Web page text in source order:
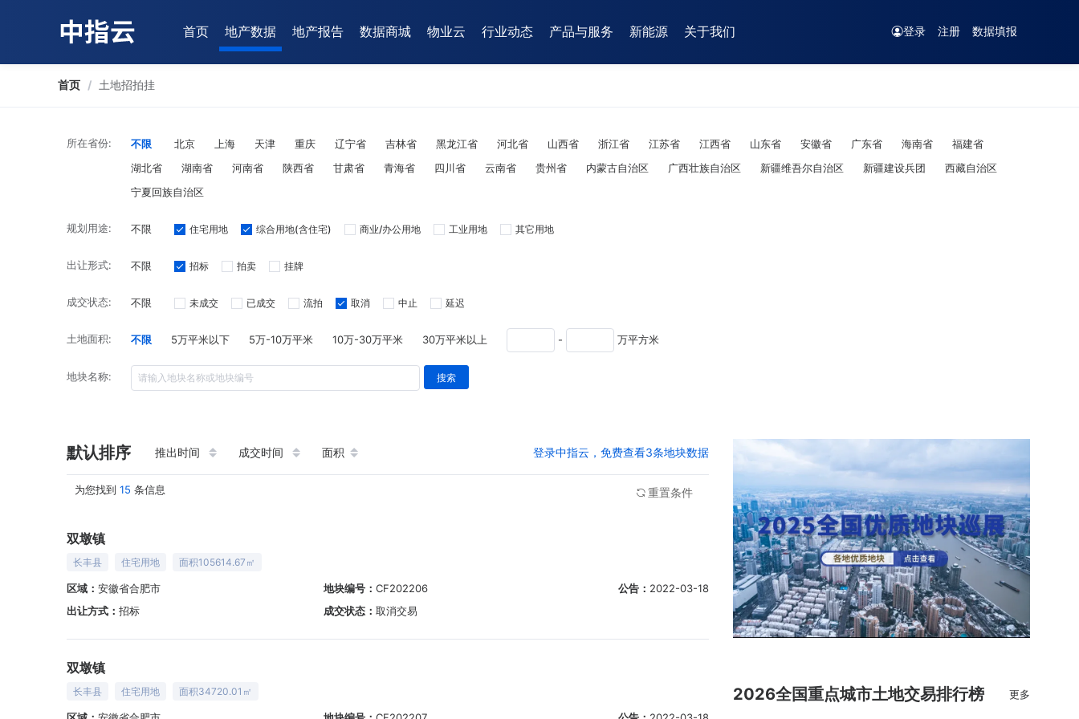
首页 地产数据 地产报告 数据商城 物业云 行业动态 产品与服务 新能源 关于我们 登录 注册 数据填报
首页 / 土地招拍挂
所在省份: 不限 北京 上海 天津 重庆 辽宁省 吉林省 黑龙江省 河北省 山西省 浙江省 江苏省 江西省 山东省 安徽省 广东省 海南省
福建省
湖北省
湖南省 河南省 陕西省 甘肃省 青海省 四川省 云南省 贵州省 内蒙古自治区 广西壮族自治区 新疆维吾尔自治区 新疆建设兵团
西藏自治区
宁夏回族自治区
规划用途: 不限 住宅用地 综合用地(含住宅) 商业/办公用地 工业用地 其它用地
出让形式: 不限 招标 拍卖 挂牌
成交状态: 不限 未成交 已成交 流拍 取消 中止 延迟
土地面积: 不限 5万平米以下 5万-10万平米 10万-30万平米 30万平米以上 - 万平方米
地块名称: 搜索
默认排序 推出时间 成交时间 面积 登录中指云，免费查看3条地块数据
为您找到 15 条信息 重置条件
双墩镇
长丰县 住宅用地 面积105614.67㎡
区域： 安徽省合肥市 地块编号： CF202206 公告： 2022-03-18
出让方式： 招标 成交状态： 取消交易
双墩镇
长丰县 住宅用地 面积34720.01㎡ 2026全国重点城市土地交易排行榜 更多